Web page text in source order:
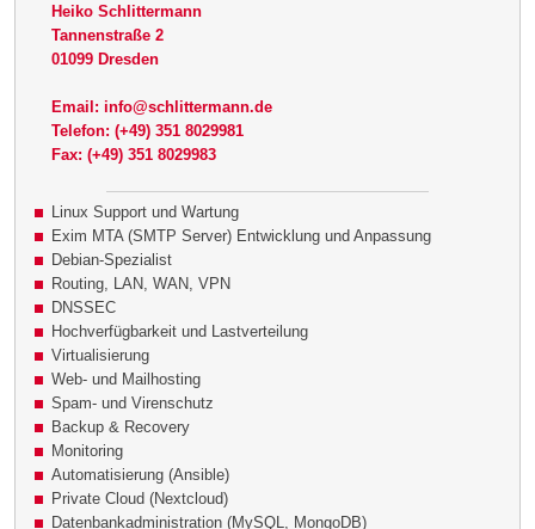
Heiko Schlittermann
Tannenstraße 2
01099 Dresden
Email: info@schlittermann.de
Telefon: (+49) 351 8029981
Fax: (+49) 351 8029983
Linux Support und Wartung
Exim MTA (SMTP Server) Entwicklung und Anpassung
Debian-Spezialist
Routing, LAN, WAN, VPN
DNSSEC
Hochverfügbarkeit und Lastverteilung
Virtualisierung
Web- und Mailhosting
Spam- und Virenschutz
Backup & Recovery
Monitoring
Automatisierung (Ansible)
Private Cloud (Nextcloud)
Datenbankadministration (MySQL, MongoDB)